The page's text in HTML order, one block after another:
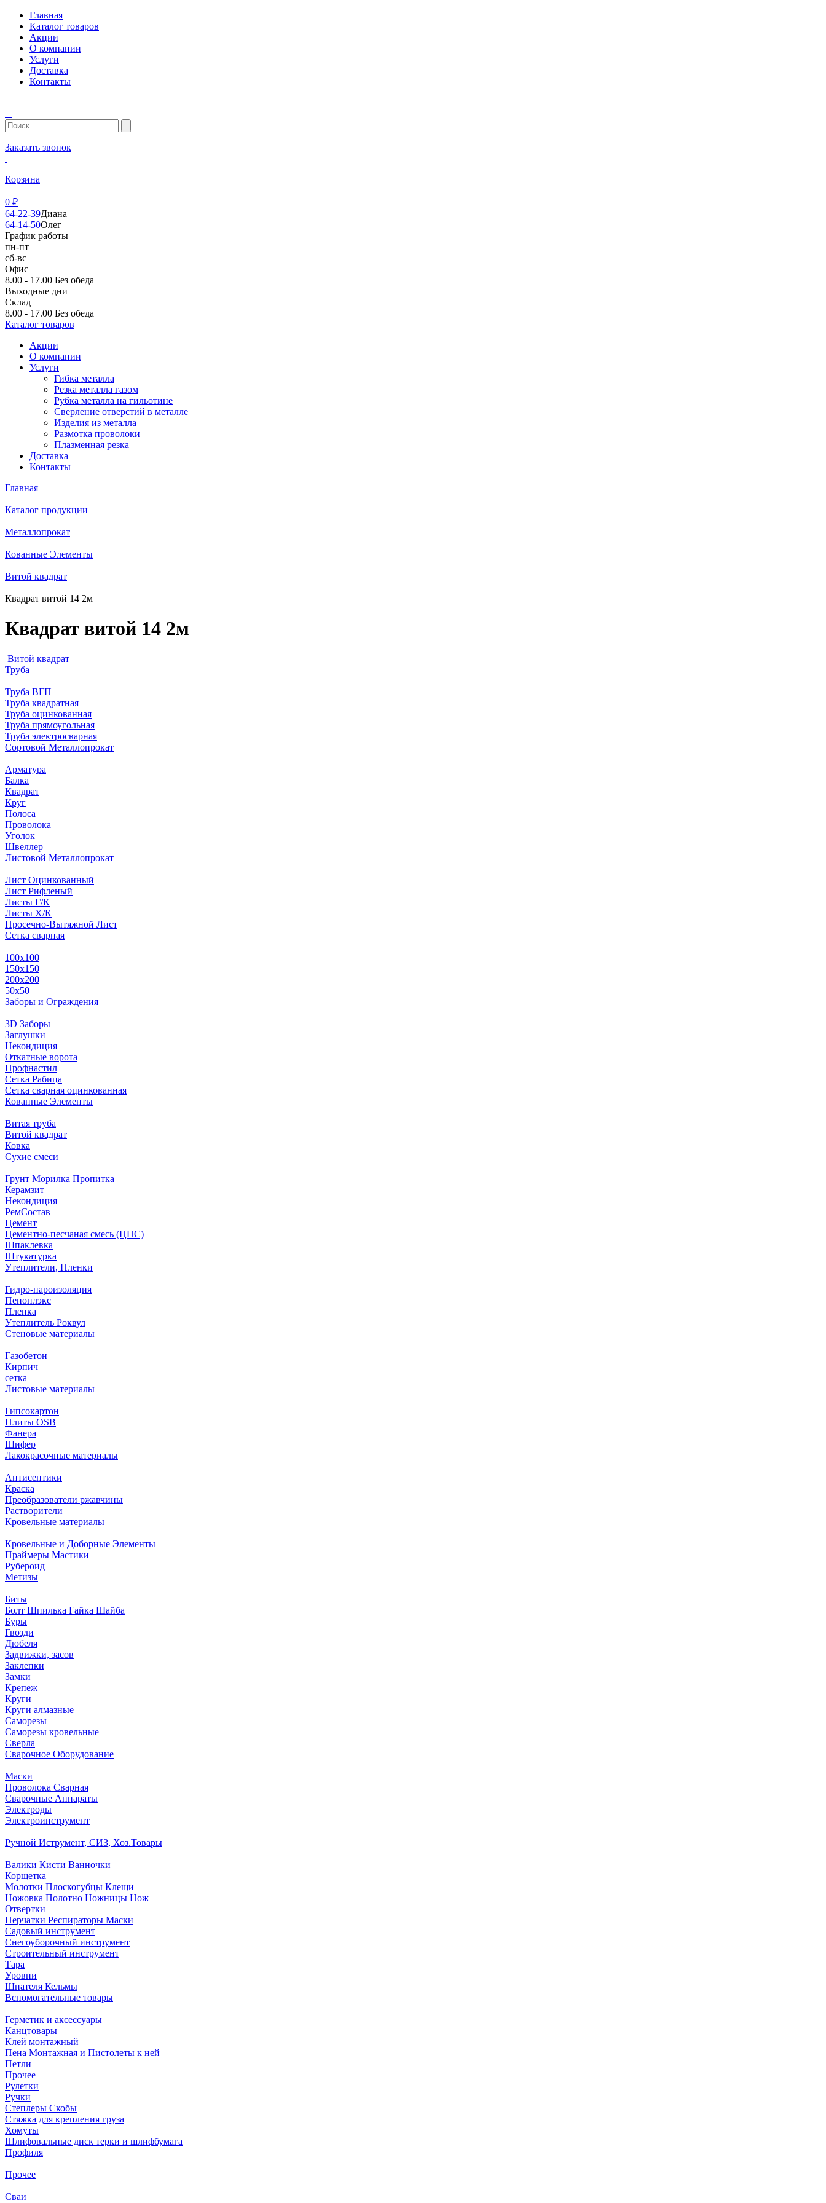
Главная
Каталог товаров
Акции
О компании
Услуги
Доставка
Контакты
Заказать звонок
Корзина
0 ₽
64-22-39Диана
64-14-50Олег
График работы
пн-пт
сб-вс
Офис
8.00 - 17.00 Без обеда
Выходные дни
Склад
8.00 - 17.00 Без обеда
Каталог товаров
Акции
О компании
Услуги
Гибка металла
Резка металла газом
Рубка металла на гильотине
Сверление отверстий в металле
Изделия из металла
Размотка проволоки
Плазменная резка
Доставка
Контакты
Главная
Каталог продукции
Металлопрокат
Кованные Элементы
Витой квадрат
Квадрат витой 14 2м
Квадрат витой 14 2м
Витой квадрат
Труба
Труба ВГП
Труба квадратная
Труба оцинкованная
Труба прямоугольная
Труба электросварная
Сортовой Металлопрокат
Арматура
Балка
Квадрат
Круг
Полоса
Проволока
Уголок
Швеллер
Листовой Металлопрокат
Лист Оцинкованный
Лист Рифленый
Листы Г/К
Листы Х/К
Просечно-Вытяжной Лист
Сетка сварная
100х100
150х150
200х200
50х50
Заборы и Ограждения
3D Заборы
Заглушки
Некондиция
Откатные ворота
Профнастил
Сетка Рабица
Сетка сварная оцинкованная
Кованные Элементы
Витая труба
Витой квадрат
Ковка
Сухие смеси
Грунт Морилка Пропитка
Керамзит
Некондиция
РемСостав
Цемент
Цементно-песчаная смесь (ЦПС)
Шпаклевка
Штукатурка
Утеплители, Пленки
Гидро-пароизоляция
Пеноплэкс
Пленка
Утеплитель Роквул
Стеновые материалы
Газобетон
Кирпич
сетка
Листовые материалы
Гипсокартон
Плиты ОSB
Фанера
Шифер
Лакокрасочные материалы
Антисептики
Краска
Преобразователи ржавчины
Растворители
Кровельные материалы
Кровельные и Доборные Элементы
Праймеры Мастики
Рубероид
Метизы
Биты
Болт Шпилька Гайка Шайба
Буры
Гвозди
Дюбеля
Задвижки, засов
Заклепки
Замки
Крепеж
Круги
Круги алмазные
Саморезы
Саморезы кровельные
Сверла
Сварочное Оборудование
Маски
Проволока Сварная
Сварочные Аппараты
Электроды
Электроинструмент
Ручной Иструмент, СИЗ, Хоз.Товары
Валики Кисти Ванночки
Корщетка
Молотки Плоскогубцы Клещи
Ножовка Полотно Ножницы Нож
Отвертки
Перчатки Респираторы Маски
Садовый инструмент
Снегоуборочный инструмент
Строительный инструмент
Тара
Уровни
Шпателя Кельмы
Вспомогательные товары
Герметик и аксессуары
Канцтовары
Клей монтажный
Пена Монтажная и Пистолеты к ней
Петли
Прочее
Рулетки
Ручки
Степлеры Скобы
Стяжка для крепления груза
Хомуты
Шлифовальные диск терки и шлифбумага
Профиля
Прочее
Сваи